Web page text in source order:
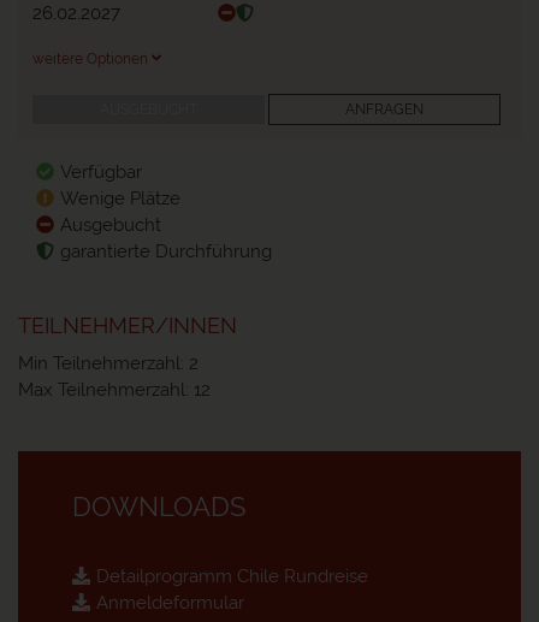
26.02.2027
weitere Optionen
ANFRAGEN
Verfügbar
Wenige Plätze
Ausgebucht
garantierte Durchführung
TEILNEHMER/INNEN
Min Teilnehmerzahl: 2
Max Teilnehmerzahl: 12
DOWNLOADS
Detailprogramm Chile Rundreise
Anmeldeformular